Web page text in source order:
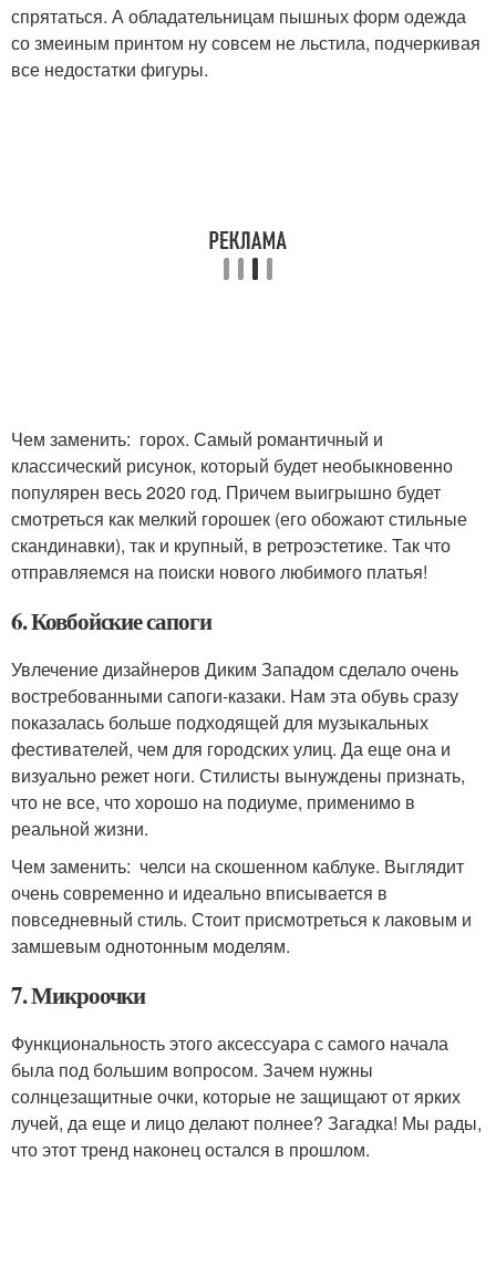
спрятаться. А обладательницам пышных форм одежда
со змеиным принтом ну совсем не льстила, подчеркивая
все недостатки фигуры.
Чем заменить: горох. Самый романтичный и
классический рисунок, который будет необыкновенно
популярен весь 2020 год. Причем выигрышно будет
смотреться как мелкий горошек (его обожают стильные
скандинавки), так и крупный, в ретроэстетике. Так что
отправляемся на поиски нового любимого платья!
6. Ковбойские сапоги
Увлечение дизайнеров Диким Западом сделало очень
востребованными сапоги-казаки. Нам эта обувь сразу
показалась больше подходящей для музыкальных
фестивателей, чем для городских улиц. Да еще она и
визуально режет ноги. Стилисты вынуждены признать,
что не все, что хорошо на подиуме, применимо в
реальной жизни.
Чем заменить: челси на скошенном каблуке. Выглядит
очень современно и идеально вписывается в
повседневный стиль. Стоит присмотреться к лаковым и
замшевым однотонным моделям.
7. Микроочки
Функциональность этого аксессуара с самого начала
была под большим вопросом. Зачем нужны
солнцезащитные очки, которые не защищают от ярких
лучей, да еще и лицо делают полнее? Загадка! Мы рады,
что этот тренд наконец остался в прошлом.